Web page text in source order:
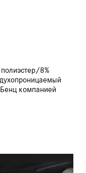
8%
компанией